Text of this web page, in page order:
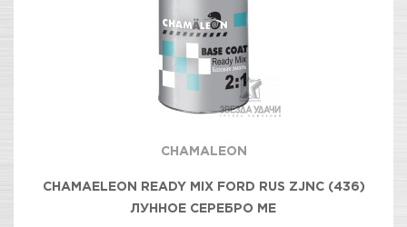
CHAMALEON
CHAMAELEON READY MIX FORD RUS ZJNC (436)
ЛУННОЕ СЕРЕБРО МЕ